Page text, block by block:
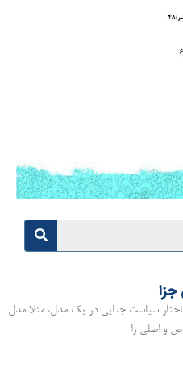
آنجا که ساختار سیاست جنایی در یک مدل، مثلا مدل
و اصلی را